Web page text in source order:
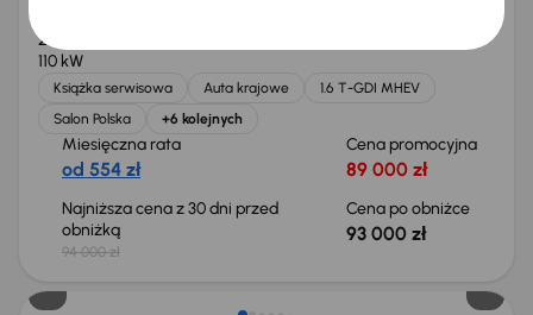
2023
110 kW
Książka serwisowa Auta krajowe
1.6 T-GDI MHEV
Salon Polska
+6 kolejnych
Miesięczna rata
od 554 zł
Cena promocyjna
89 000 zł
Najniższa cena z 30 dni przed
obniżką
94 000 zł
Cena po obniżce
93 000 zł
Taniej o 2 000 zł